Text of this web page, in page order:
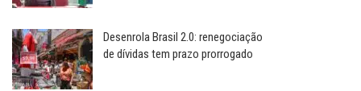
Desenrola Brasil 2.0: renegociação
de dívidas tem prazo prorrogado